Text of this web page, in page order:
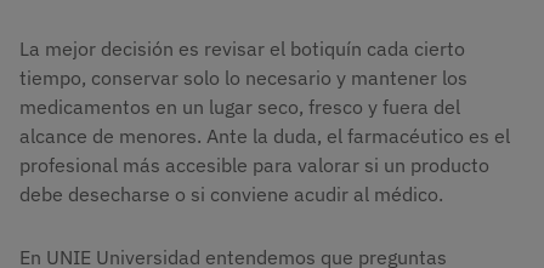
La mejor decisión es revisar el botiquín cada cierto
tiempo, conservar solo lo necesario y mantener los
medicamentos en un lugar seco, fresco y fuera del
alcance de menores. Ante la duda, el farmacéutico es el
profesional más accesible para valorar si un producto
debe desecharse o si conviene acudir al médico.
En UNIE Universidad entendemos que preguntas